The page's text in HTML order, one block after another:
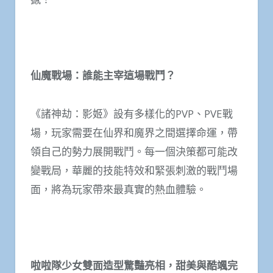
仙魔戰場：誰能主宰這場戰鬥？
《諸神劫：影姬》設有多樣化的PVP、PVE戰
場，玩家需要在仙界和魔界之間選擇命運，帶
領自己的勢力展開戰鬥。每一個決策都可能改
變戰局，華麗的技能特效和緊張刺激的戰鬥場
面，將為玩家帶來最真實的熱血體驗。
啦啦隊少女雙面造型驚豔亮相，甜美與酷颯完